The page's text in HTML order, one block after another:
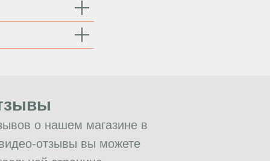
о нашем магазине в
отзывы вы можете